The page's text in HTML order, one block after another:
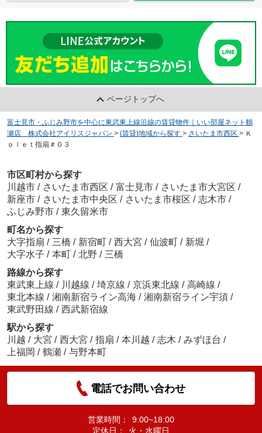
ページトップへ
富士見市・ふじみ野市を中心に東武東上線沿線の賃貸物件｜いい部屋ネット鶴
瀬店 株式会社アイリスジャパン > (賃貸)地域から探す > さいたま市西区 > Ｋ
ｏｌｅｔ指扇＃０３
市区町村から探す
川越市 / さいたま市西区 / 富士見市 / さいたま市大宮区 /
新座市 / さいたま市中央区 / さいたま市桜区 / 志木市 /
ふじみ野市 / 東久留米市
町名から探す
大字指扇 / 三橋 / 新宿町 / 西大宮 / 仙波町 / 新堀 /
大字水子 / 本町 / 北野 / 三橋
路線から探す
東武東上線 / 川越線 / 埼京線 / 京浜東北線 / 高崎線 /
東北本線 / 湘南新宿ライン高海 / 湘南新宿ライン宇須 /
東武野田線 / 西武新宿線
駅から探す
川越 / 大宮 / 西大宮 / 指扇 / 本川越 / 志木 / みずほ台 /
上福岡 / 鶴瀬 / 与野本町
電話でお問い合わせ
営業時間：
9:00~18:00
定休日：
火・水曜日